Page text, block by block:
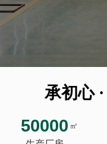
承初心
50000 ㎡